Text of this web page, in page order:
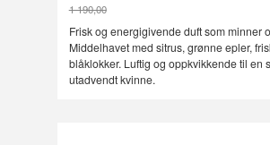
1 190,00
Rabatt
Frisk og energigivende duft som minner
Middelhavet med sitrus, grønne epler,
blåklokker. Luftig og oppkvikkende til en
utadvendt kvinne.